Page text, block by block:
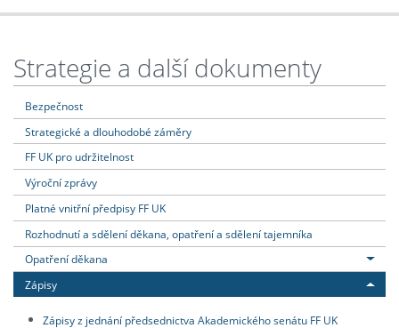
Strategie a další dokumenty
Bezpečnost
Strategické a dlouhodobé záměry
FF UK pro udržitelnost
Výroční zprávy
Platné vnitřní předpisy FF UK
Rozhodnutí a sdělení děkana, opatření a sdělení tajemníka
Opatření děkana
Zápisy
Zápisy z jednání předsednictva Akademického senátu FF UK